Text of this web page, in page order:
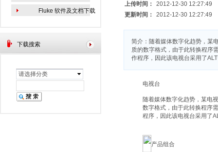
下载搜索
请选择分类
Fluke 软件及文档下载
上传时间：
2012-12-30 12:27:49
更新时间：
2012-12-30 12:27:49
简介：随着媒体数字化趋势，某
质的数字格式，由于此转换程序
作程序，因此该电视台采用了
电视台
随着媒体数字化趋势，某电
数字格式，由于此转换程序
程序，因此该电视台采用了
产品组合